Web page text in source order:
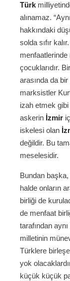
Türk
alınamaz.
hakkındaki
solda sıfır
menfaatlerinde
çocuklarıdır.
arasında da
marksistler
izah etmek
askerin İzmir
iskelesi olan
değildir. Bu
meselesidir.
Bundan
halde onların
birliği de
de menfaat
tarafından
milletinin
Türklere
yok
küçük küçük